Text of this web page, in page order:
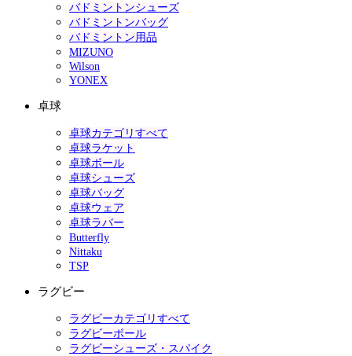
バドミントンシューズ
バドミントンバッグ
バドミントン用品
MIZUNO
Wilson
YONEX
卓球
卓球カテゴリすべて
卓球ラケット
卓球ボール
卓球シューズ
卓球バッグ
卓球ウェア
卓球ラバー
Butterfly
Nittaku
TSP
ラグビー
ラグビーカテゴリすべて
ラグビーボール
ラグビーシューズ・スパイク